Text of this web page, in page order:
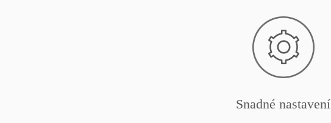
Snadné nastavení